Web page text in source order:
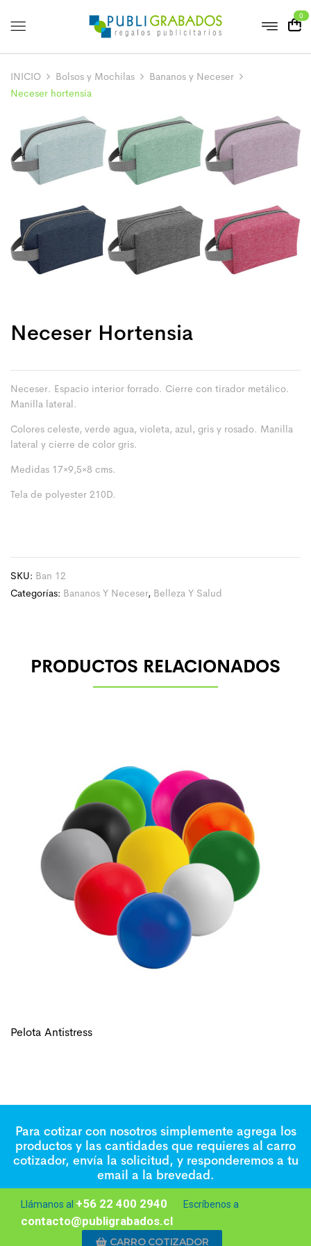
0
INICIO Bolsos y Mochilas
Bananos y Neceser
Neceser hortensia
Neceser Hortensia
Neceser. Espacio interior forrado. Cierre con tirador metálico.
Manilla lateral.
Colores celeste, verde agua, violeta, azul, gris y rosado. Manilla
lateral y cierre de color gris.
Medidas 17×9,5×8 cms.
Tela de polyester 210D.
SKU: Ban 12
Categorías: Bananos Y Neceser, Belleza Y Salud
PRODUCTOS RELACIONADOS
Pelota Antistress
Para cotizar con nosotros simplemente agrega los
productos y las cantidades que requieres al carro
cotizador, envía la solicitud, y responderemos a tu
email a la brevedad.
Llámanos al +56 22 400 2940 Escríbenos a
contacto@publigrabados.cl
CARRO COTIZADOR